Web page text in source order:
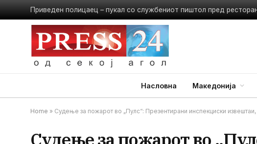
Приведен полицаец – пукал со службениот пиштол пред
Насловна Македонија
Home » Судење за пожарот во „Пулс“: Презентирани инспекциски